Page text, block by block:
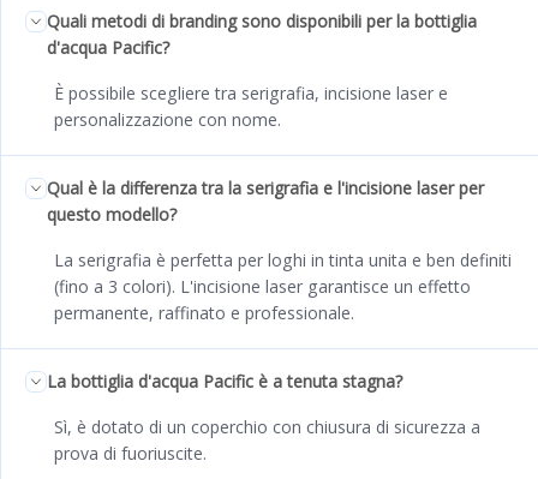
Quali metodi di branding sono disponibili per la bottiglia
d'acqua Pacific?
È possibile scegliere tra serigrafia, incisione laser e
personalizzazione con nome.
Qual è la differenza tra la serigrafia e l'incisione laser per
questo modello?
La serigrafia è perfetta per loghi in tinta unita e ben definiti
(fino a 3 colori). L'incisione laser garantisce un effetto
permanente, raffinato e professionale.
La bottiglia d'acqua Pacific è a tenuta stagna?
Sì, è dotato di un coperchio con chiusura di sicurezza a
prova di fuoriuscite.